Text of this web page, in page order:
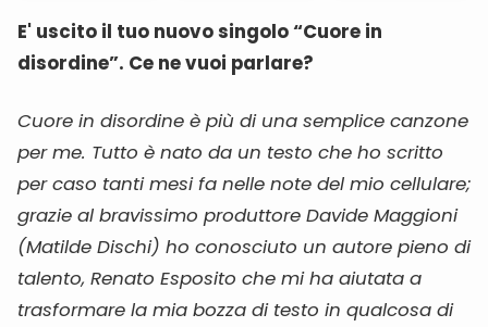
E' uscito il tuo nuovo singolo “Cuore in
disordine”. Ce ne vuoi parlare?
Cuore in disordine è più di una semplice canzone
per me. Tutto è nato da un testo che ho scritto
per caso tanti mesi fa nelle note del mio cellulare;
grazie al bravissimo produttore Davide Maggioni
(Matilde Dischi) ho conosciuto un autore pieno di
talento, Renato Esposito che mi ha aiutata a
trasformare la mia bozza di testo in qualcosa di